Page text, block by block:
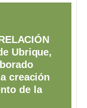
Ubrique,
creación
de la